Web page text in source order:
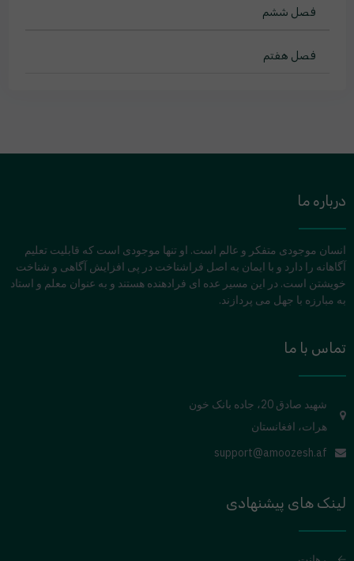
فصل ششم
فصل هفتم
درباره ما
انسان موجودی متفکر و عالم است. او تنها موجودی است که قابلیت تعلیم
آگاهانه را دارد و با ایمان به اصل فراشناخت در پی افزایش آگاهی و شناخت
خویشتن است. در این مسیر عده ای فرادهنده هستند و به عنوان معلم و استاد
به مبارزه با جهل می پردازند.
تماس با ما
شهید صادق 20، جاده بانک خون
هرات، افغانستان
support@amoozesh.af
لینک های پیشنهادی